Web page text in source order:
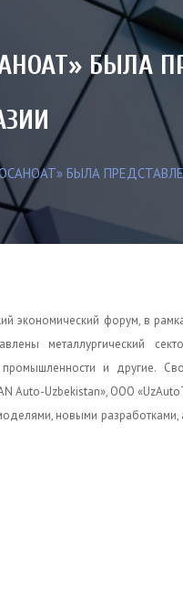
БЫЛА
БЫЛА
экономический форум, в
металлургический
промышленности и другие.
Auto-Uzbekistan», ООО
новыми